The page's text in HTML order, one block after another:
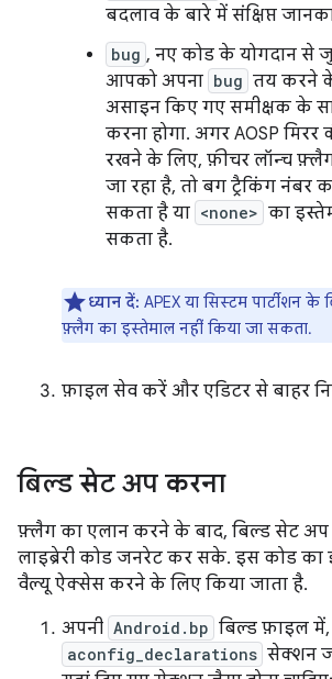
बदलाव के बारे में संक्षिप्त
bug , नए कोड के योगदान से
आपको अपना bug तय करने
असाइन किए गए समीक्षक के
करना होगा. अगर AOSP मिरर
रखने के लिए, फ़ीचर लॉन्च
जा रहा है, तो बग ट्रैकिंग नंबर
सकता है या <none> का
सकता है.
ध्यान दें: APEX या सिस्टम पार्टीशन के
फ़्लैग का इस्तेमाल नहीं किया जा सकता.
फ़ाइल सेव करें और एडिटर से बाहर
बिल्ड सेट अप करना
फ़्लैग का एलान करने के बाद, बिल्ड सेट
लाइब्रेरी कोड जनरेट कर सके. इस कोड
वैल्यू ऐक्सेस करने के लिए किया जाता है.
अपनी Android.bp बिल्ड फ़ाइल में,
aconfig_declarations सेक्शन